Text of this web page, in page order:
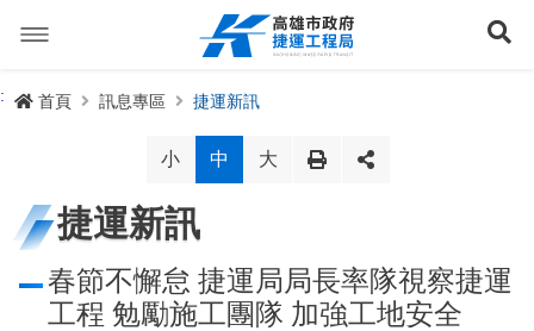
容
捷運路線進度圖
路網簡介
規劃中
訊息專區
公聽會與說明會
局長信箱
交流互動
首頁 訊息專區 捷運新訊
小 中 大
捷運新訊
春節不懈怠 捷運局局長率隊視察捷運
工程 勉勵施工團隊 加強工地安全